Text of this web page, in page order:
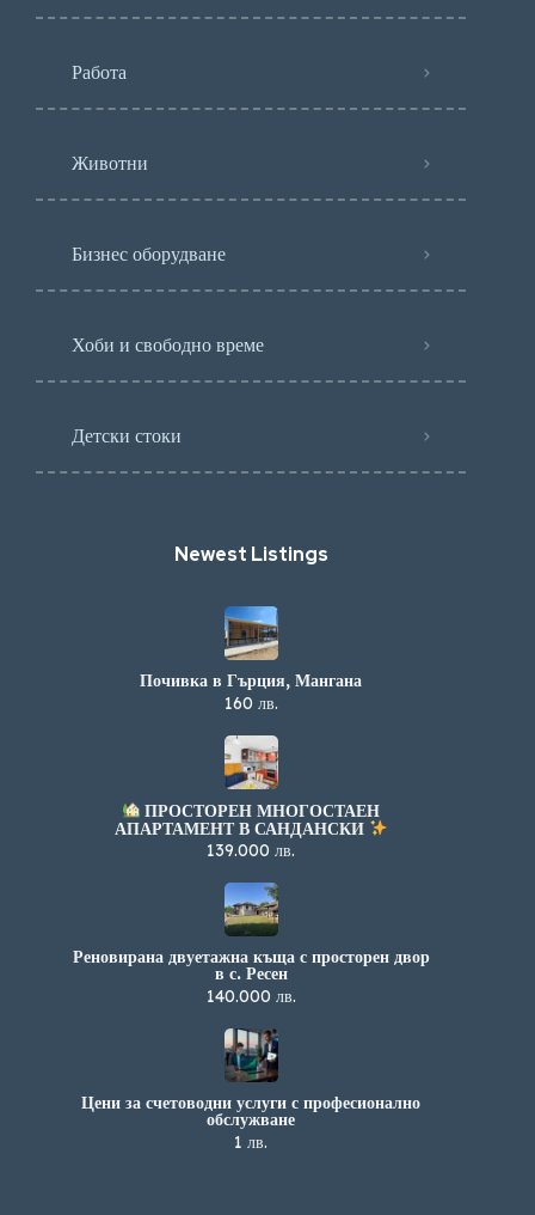
Работа
Животни
Бизнес оборудване
Хоби и свободно време
Детски стоки
Newest Listings​
Почивка в Гърция, Мангана
160 лв.
ПРОСТОРЕН МНОГОСТАЕН
АПАРТАМЕНТ В САНДАНСКИ
139.000 лв.
Реновирана двуетажна къща с просторен двор
в с. Ресен
140.000 лв.
Цени за счетоводни услуги с професионално
обслужване
1 лв.